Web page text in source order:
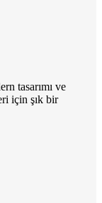
tasarımı ve
için şık bir